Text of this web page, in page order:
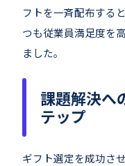
フトを一斉配布する
つも従業員満足度を
ました。
課題解決へ
テップ
ギフト選定を成功さ